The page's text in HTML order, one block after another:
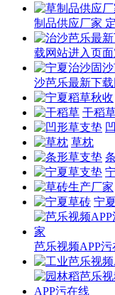
制品供应厂家
载网站进入页面
沙芭乐最新下
干稻
草枕
宁
芭乐视频APP